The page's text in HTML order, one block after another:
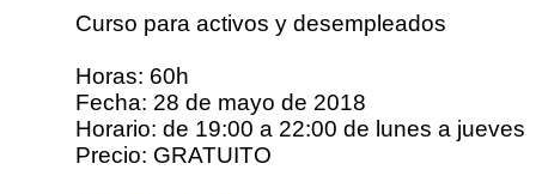
Curso para activos y desempleados
Horas: 60h
Fecha: 28 de mayo de 2018
Horario: de 19:00 a 22:00 de lunes a jueves
Precio: GRATUITO